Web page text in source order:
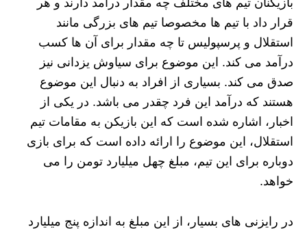
بازیکنان تیم های مختلف چه مقدار درآمد دارند و هر
قرار داد با تیم ها مخصوصا تیم های بزرگی مانند
استقلال و پرسپولیس تا چه مقدار برای آن ها کسب
درآمد می کند. این موضوع برای سیاوش یزدانی نیز
صدق می کند. بسیاری از افراد به دنبال این موضوع
هستند که درآمد این فرد چقدر می باشد. در یکی از
اخبار، اشاره شده است که این بازیکن به مقامات تیم
استقلال، این موضوع را ارائه داده است که برای بازی
دوباره برای این تیم، مبلغ چهل میلیارد تومن را می
خواهد.
در رایزنی های بسیار، از این مبلغ به اندازه پنج میلیارد